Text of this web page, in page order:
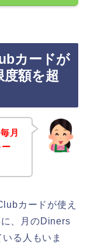
カードが
額を超
月
カードが使え
、月のDiners
る人もいま